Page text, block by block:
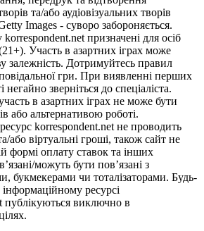
та/або аудіовізуальних творів
Images - суворо забороняється.
призначені для осіб
Участь в азартних іграх може
залежність. Дотримуйтесь правил
гри. При виявленні перших
негайно зверніться до спеціаліста.
в азартних іграх не може бути
або альтернативою роботі.
korrespondent.net не проводить
або віртуальні гроші, також сайт не
формі оплату ставок та інших
можуть бути пов’язані з
букмекерами чи тоталізаторами. Будь-
інформаційному ресурсі
публікуються виключно в